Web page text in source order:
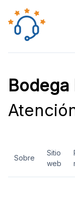
Bodega
Sobre
Sitio
web